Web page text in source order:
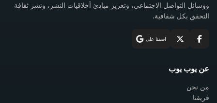
ووسائل التواصل الاجتماعي، وتعزيز مبادئ أخلاقيات النشر، ونشر ثقافة
التحقق بكل شفافية.
اضفنا على
عن يوب يوب
من نحن
فريقنا